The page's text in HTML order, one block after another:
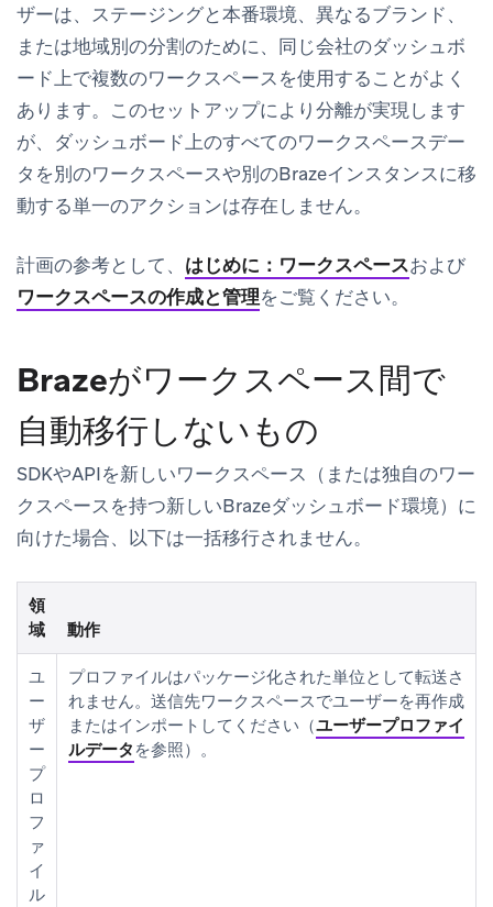
ザーは、ステージングと本番環境、異なるブランド、
または地域別の分割のために、同じ会社のダッシュボ
ード上で複数のワークスペースを使用することがよく
あります。このセットアップにより分離が実現します
が、ダッシュボード上のすべてのワークスペースデー
タを別のワークスペースや別のBrazeインスタンスに移
動する単一のアクションは存在しません。
計画の参考として、 はじめに：ワークスペースおよび
ワークスペースの作成と管理をご覧ください。
Brazeがワークスペース間で
自動移行しないもの
SDKやAPIを新しいワークスペース（または独自のワー
クスペースを持つ新しいBrazeダッシュボード環境）に
向けた場合、以下は一括移行されません。
領
域
動作
ユ
ー
ザ
ー
プ
ロ
フ
ァ
イ
ル
プロファイルはパッケージ化された単位として転送さ
れません。送信先ワークスペースでユーザーを再作成
またはインポートしてください（ユーザープロファイ
ルデータ を参照）。